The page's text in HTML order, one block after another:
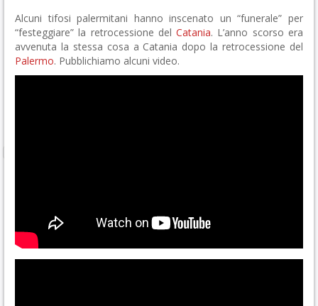
Alcuni tifosi palermitani hanno inscenato un “funerale” per
“festeggiare” la retrocessione delCatania. L’anno scorso era
avvenuta la stessa cosa a Catania dopo la retrocessione del
Palermo. Pubblichiamo alcuni video.